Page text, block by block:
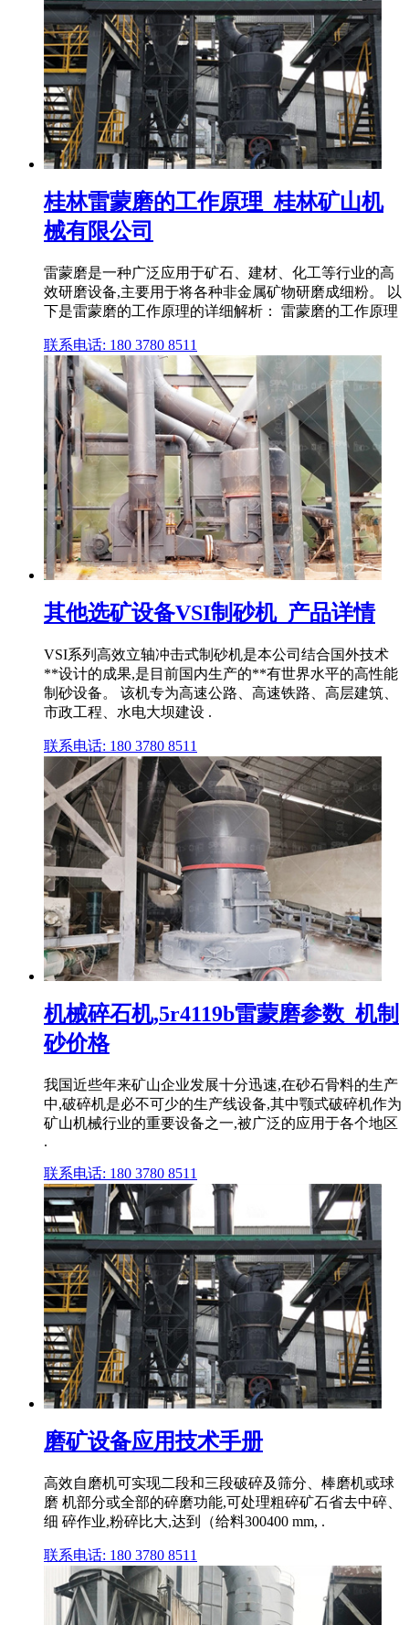
桂林雷蒙磨的工作原理_桂林矿山机
械有限公司
雷蒙磨是一种广泛应用于矿石、建材、化工等行业的高
效研磨设备,主要用于将各种非金属矿物研磨成细粉。 以
下是雷蒙磨的工作原理的详细解析： 雷蒙磨的工作原理
联系电话: 180 3780 8511
其他选矿设备VSI制砂机_产品详情
VSI系列高效立轴冲击式制砂机是本公司结合国外技术
**设计的成果,是目前国内生产的**有世界水平的高性能
制砂设备。 该机专为高速公路、高速铁路、高层建筑、
市政工程、水电大坝建设 .
联系电话: 180 3780 8511
机械碎石机,5r4119b雷蒙磨参数_机制
砂价格
我国近些年来矿山企业发展十分迅速,在砂石骨料的生产
中,破碎机是必不可少的生产线设备,其中颚式破碎机作为
矿山机械行业的重要设备之一,被广泛的应用于各个地区
.
联系电话: 180 3780 8511
磨矿设备应用技术手册
高效自磨机可实现二段和三段破碎及筛分、棒磨机或球
磨 机部分或全部的碎磨功能,可处理粗碎矿石省去中碎、
细 碎作业,粉碎比大,达到（给料300400 mm, .
联系电话: 180 3780 8511